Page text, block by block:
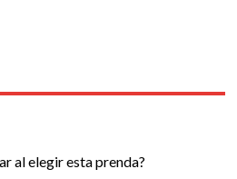
al elegir esta prenda?